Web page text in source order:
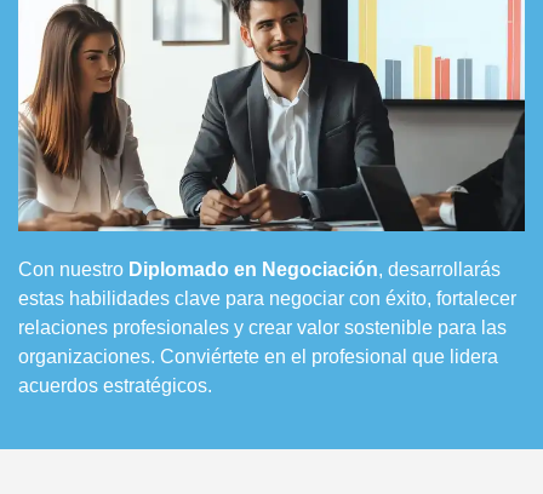
Con nuestro Diplomado en Negociación, desarrollarás
estas habilidades clave para negociar con éxito, fortalecer
relaciones profesionales y crear valor sostenible para las
organizaciones. Conviértete en el profesional que lidera
acuerdos estratégicos.